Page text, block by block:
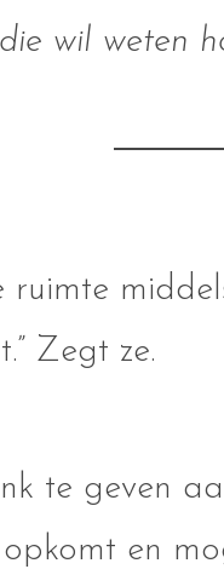
wil weten
ruimte
Zegt ze.
te geven
en